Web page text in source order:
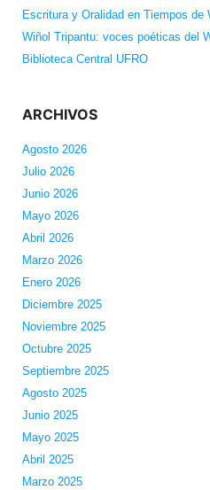
Escritura y Oralidad en Tiempos de
Wiñol Tripantu: voces poéticas del
Biblioteca Central UFRO
ARCHIVOS
Agosto 2026
Julio 2026
Junio 2026
Mayo 2026
Abril 2026
Marzo 2026
Enero 2026
Diciembre 2025
Noviembre 2025
Octubre 2025
Septiembre 2025
Agosto 2025
Junio 2025
Mayo 2025
Abril 2025
Marzo 2025